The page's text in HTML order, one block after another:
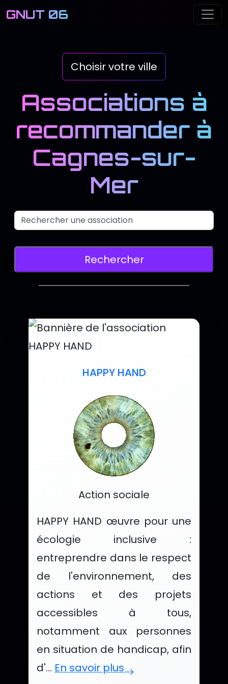
GNUT 06
Choisir votre ville
Associations à
recommander à
Cagnes-sur-
Mer
Nom de l'association
Rechercher
Lancer la recherche d'associations
Liste des
HAPPY HAND
Catégorie :
Action sociale
HAPPY HAND œuvre pour une
écologie inclusive :
entreprendre dans le respect
de l'environnement, des
actions et des projets
accessibles à tous,
notamment aux personnes
en situation de handicap, afin
d'... En savoir plus